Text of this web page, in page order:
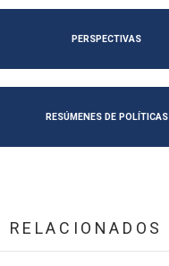
PERSPECTIVAS
RESÚMENES DE POLÍTICAS
RELACIONADOS